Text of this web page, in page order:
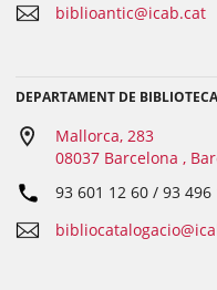
biblioantic@icab.cat
DEPARTAMENT DE
Mallorca, 283
08037 Barcelona ,
93 601 12 60 / 93 496